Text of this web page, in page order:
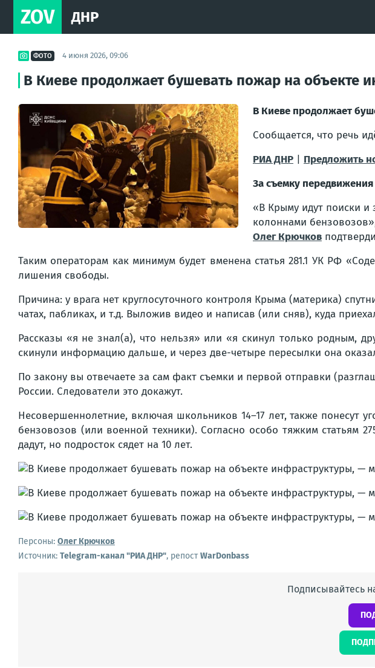
ZOV ДНР
ФОТО 4 июня 2026, 09:06
В Киеве продолжает бушевать пожар на объекте
В Киеве продолжает
Сообщается, что речь
РИА ДНР
Предложить
За съемку
«В Крыму идут поиски и
колоннами
Олег Крючков
Таким операторам как минимум будет вменена статья 281.1 УК РФ
лишения свободы.
Причина: у врага нет круглосуточного контроля Крыма (материка)
чатах, пабликах, и т.д. Выложив видео и написав (или сняв), куда
Рассказы «я не знал(а), что нельзя» или «я скинул только родным,
скинули информацию дальше, и через две-четыре пересылки она
По закону вы отвечаете за сам факт съемки и первой отправки
России. Следователи это докажут.
Несовершеннолетние, включая школьников 14–17 лет, также понесут
бензовозов (или военной техники). Согласно особо тяжким статьям
дадут, но подросток сядет на 10 лет.
Персоны: Олег Крючков
Источник: Telegram-канал "РИА ДНР", репостWarDonbass
Подписывайтесь